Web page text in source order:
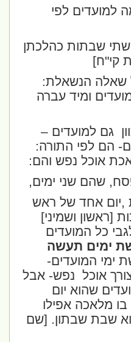
לפי
שבתות כהלכתן
הנשאלת:
ומיד עברה
גם למועדים –
הם לפי התורה:
אוכל נפש והם:
שהם שני ימים,
אחד של ראש
[ראשון ושמיני]
כל המועדים
ימים תעשה
המועדים-
אוכל נפש- אבל
שהוא יום
מלאכה אפילו
שבת שבתון. [שם